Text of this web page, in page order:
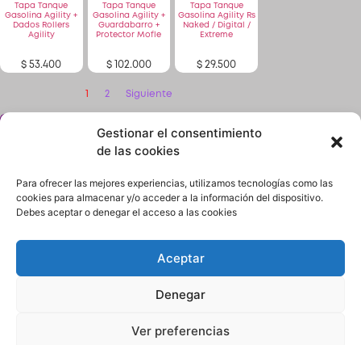
Gestionar el consentimiento
de las cookies
Para ofrecer las mejores experiencias, utilizamos tecnologías como las
cookies para almacenar y/o acceder a la información del dispositivo.
Debes aceptar o denegar el acceso a las cookies
Aceptar
Denegar
Ver preferencias
Tapa Tanque
Gasolina Agility +
Dados Rollers
Agility
$ 53.400
Tapa Tanque
Gasolina Agility +
Guardabarro +
Protector Mofle
$102.000
Tapa Tanque
Gasolina Agility Rs
Naked / Digital /
Extreme
$ 29.500
2 Siguiente
¿No encuentras lo que buscas? solicítalo dando
click aquí y en 24 horas o menos te lo encontramos.
Política de Privacidad
Contacto